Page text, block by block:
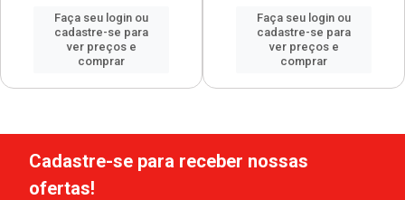
Faça seu login ou
cadastre-se para
ver preços e
comprar
Faça seu login ou
cadastre-se para
ver preços e
comprar
Cadastre-se para receber nossas
ofertas!